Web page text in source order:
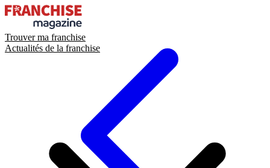
Trouver ma franchise
Actualités de la franchise